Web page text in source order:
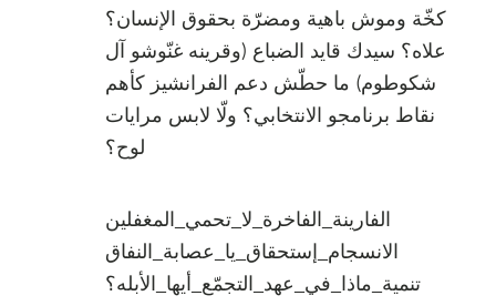
كخّة وموش باهية ومضرّة بحقوق الإنسان؟
علاه؟ سيدك قايد الضباع (وقرينه غنّوشو آل
شكوطوم) ما حطّش دعم الفرانشيز كأهم
نقاط برنامجو الانتخابي؟ ولّا لابس مرايات
لوح؟
الفارينة_الفاخرة_لا_تحمي_المغفلين
الانسجام_إستحقاق_يا_عصابة_النفاق
تنمية_ماذا_في_عهد_التجمّع_أيها_الأبله؟